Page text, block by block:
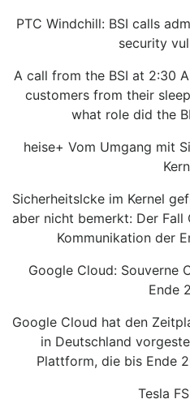
PTC Windchill: BSI calls
security
A call from the BSI at 2:30
customers from their
what role did the
heise+ Vom Umgang mit
Sicherheitslcke im Kernel
aber nicht bemerkt: Der
Kommunikation der
Google Cloud: Souverne
Ende
Google Cloud hat den
in Deutschland
Plattform, die bis Ende
Tesla